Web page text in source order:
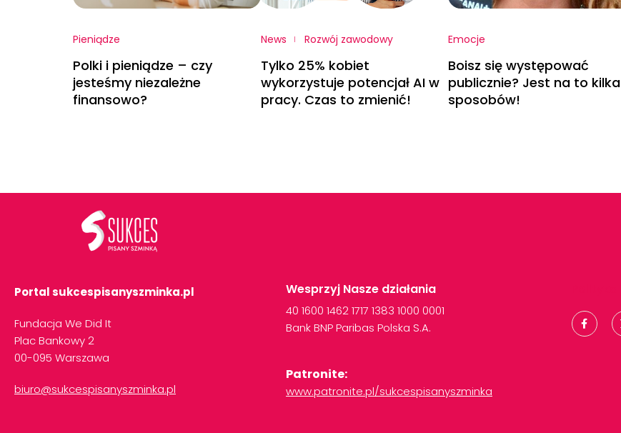
Pieniądze
Polki i pieniądze – czy
jesteśmy niezależne
finansowo?
News Rozwój zawodowy
Tylko 25% kobiet
wykorzystuje potencjał AI w
pracy. Czas to zmienić!
Emocje
Boisz się występować
publicznie? Jest na to kilka
sposobów!
Portal sukcespisanyszminka.pl
Fundacja We Did It
Plac Bankowy 2
00-095 Warszawa
biuro@sukcespisanyszminka.pl
Wesprzyj Nasze działania
40 1600 14621717 1383 1000 0001
BankBNPParibas Polska S.A.
Patronite:
www.patronite.pl/sukcespisanyszminka